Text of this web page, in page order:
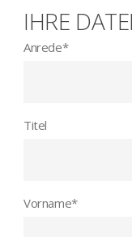
IHRE
Anrede*
Titel
Vorname*